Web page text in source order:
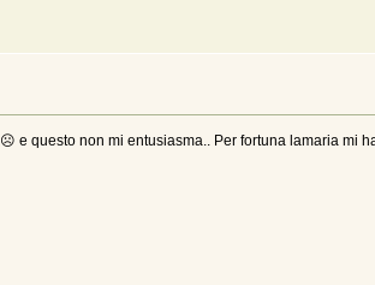
e questo non mi entusiasma.. Per fortuna lamaria mi